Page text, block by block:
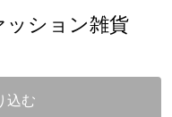
ッション雑貨
込む